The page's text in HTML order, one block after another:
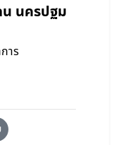
น นครปฐม
าร